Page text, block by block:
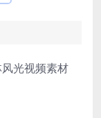
光视频素材